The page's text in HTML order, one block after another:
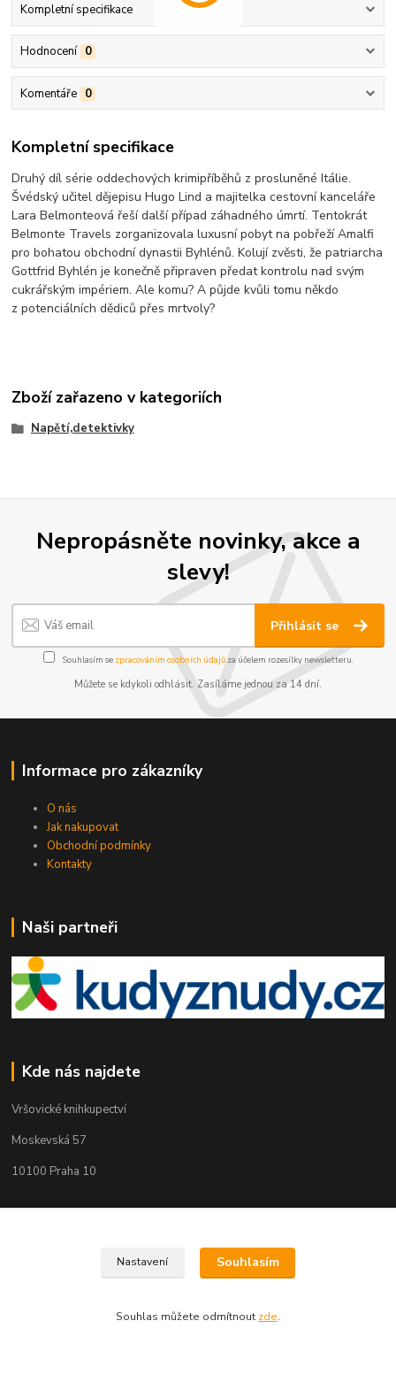
Kompletní specifikace
Hodnocení 0
Komentáře 0
Kompletní specifikace
Druhý díl série oddechových krimipříběhů z prosluněné Itálie.
Švédský učitel dějepisu Hugo Lind a majitelka cestovní kanceláře
Lara Belmonteová řeší další případ záhadného úmrtí. Tentokrát
Belmonte Travels zorganizovala luxusní pobyt na pobřeží Amalfi
pro bohatou obchodní dynastii Byhlénů. Kolují zvěsti, že patriarcha
Gottfrid Byhlén je konečně připraven předat kontrolu nad svým
cukrářským impériem. Ale komu? A půjde kvůli tomu někdo
z potenciálních dědiců přes mrtvoly?
Zboží zařazeno v kategoriích
Napětí,detektivky
Nepropásněte novinky, akce a
slevy!
Přihlásit se
Souhlasím se zpracováním osobních údajůza účelem rozesílky newsletteru.
Můžete se kdykoli odhlásit. Zasíláme jednou za 14 dní.
Informace pro zákazníky
O nás
Jak nakupovat
Obchodní podmínky
Kontakty
Naši partneři
Kde nás najdete
Vršovické knihkupectví
Moskevská 57
10100 Praha 10
271 725 371 608 911 117
Nastavení Souhlasím
Souhlas můžete odmítnout zde.